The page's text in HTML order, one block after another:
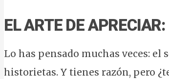
EL ARTE DE
Lo has pensado muchas veces:
historietas. Y tienes razón, pero